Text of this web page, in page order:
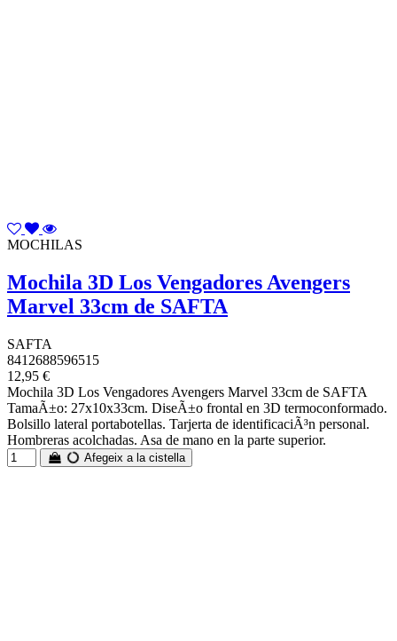
MOCHILAS
Mochila 3D Los Vengadores Avengers
Marvel 33cm de SAFTA
SAFTA
8412688596515
12,95 €
Mochila 3D Los Vengadores Avengers Marvel 33cm de SAFTA
TamaÃ±o: 27x10x33cm. DiseÃ±o frontal en 3D termoconformado.
Bolsillo lateral portabotellas. Tarjerta de identificaciÃ³n personal.
Hombreras acolchadas. Asa de mano en la parte superior.
Afegeix a la cistella